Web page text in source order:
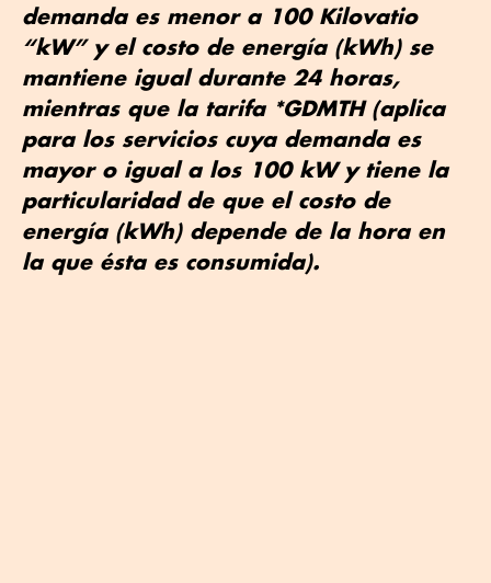
demanda es menor a 100 Kilovatio
“kW” y el costo de energía (kWh) se
mantiene igual durante 24 horas,
mientras que la tarifa *GDMTH (aplica
para los servicios cuya demanda es
mayor o igual a los 100 kW y tiene la
particularidad de que el costo de
energía (kWh) depende de la hora en
la que ésta es consumida).